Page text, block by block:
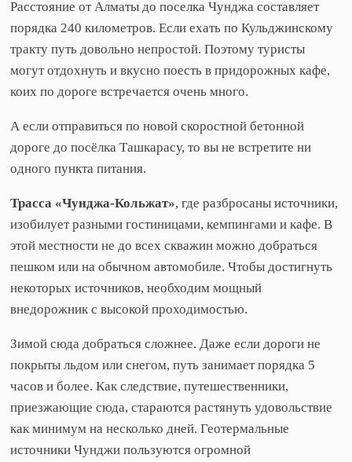
Расстояние от Алматы до поселка Чунджа составляет
порядка 240 километров. Если ехать по Кульджинскому
тракту путь довольно непростой. Поэтому туристы
могут отдохнуть и вкусно поесть в придорожных кафе,
коих по дороге встречается очень много.
А если отправиться по новой скоростной бетонной
дороге до посёлка Ташкарасу, то вы не встретите ни
одного пункта питания.
Трасса «Чунджа-Кольжат», где разбросаны источники,
изобилует разными гостиницами, кемпингами и кафе. В
этой местности не до всех скважин можно добраться
пешком или на обычном автомобиле. Чтобы достигнуть
некоторых источников, необходим мощный
внедорожник с высокой проходимостью.
Зимой сюда добраться сложнее. Даже если дороги не
покрыты льдом или снегом, путь занимает порядка 5
часов и более. Как следствие, путешественники,
приезжающие сюда, стараются растянуть удовольствие
как минимум на несколько дней. Геотермальные
источники Чунджи пользуются огромной